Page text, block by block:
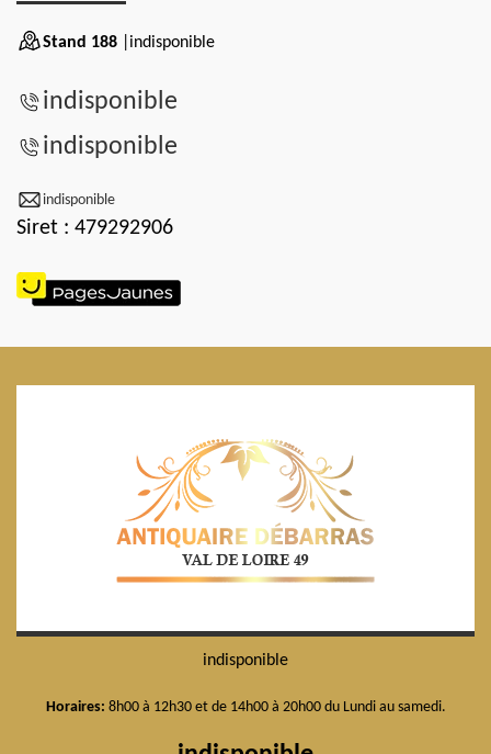
Stand 188 |indisponible
indisponible
indisponible
indisponible
Siret : 479292906
indisponible
Horaires: 8h00 à 12h30 et de 14h00 à 20h00 du Lundi au samedi.